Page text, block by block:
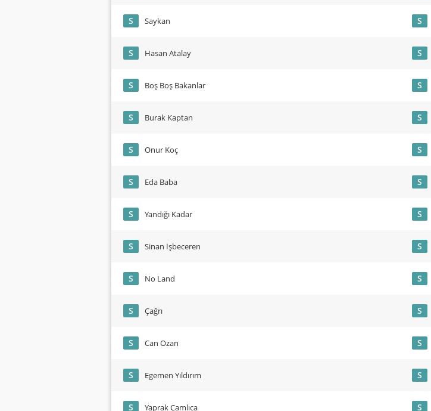
S Saykan
S Hasan Atalay
S Boş Boş Bakanlar
S Burak Kaptan
S Onur Koç
S Eda Baba
S Yandığı Kadar
S Sinan İşbeceren
S No Land
S Çağrı
S Can Ozan
S Egemen Yıldırım
S Yaprak Çamlıca
S
S
S
S
S
S
S
S
S
S
S
S
S